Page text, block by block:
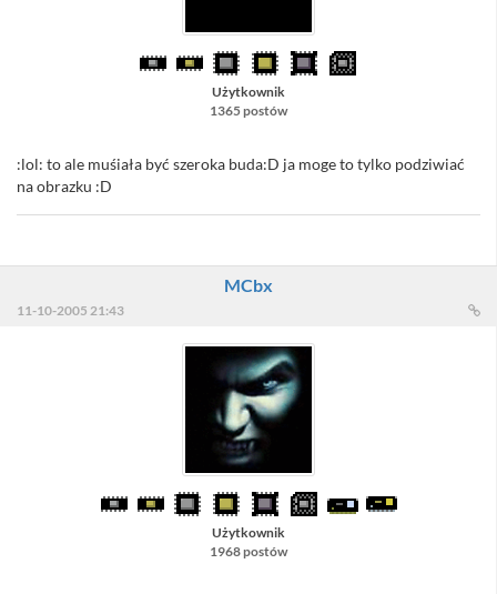
Użytkownik
1365 postów
:lol: to ale muśiała być szeroka buda:D ja moge to tylko podziwiać
na obrazku :D
MCbx
11-10-2005 21:43
Użytkownik
1968 postów